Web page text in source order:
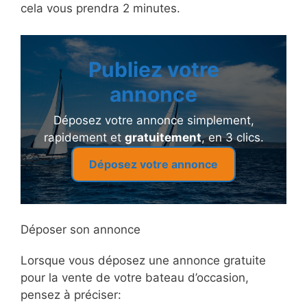
cela vous prendra 2 minutes.
Publiez votre
annonce
Déposez votre annonce simplement,
rapidement et gratuitement, en 3 clics.
Déposez votre annonce
Déposer son annonce
Lorsque vous déposez une annonce gratuite
pour la vente de votre bateau d’occasion,
pensez à préciser: